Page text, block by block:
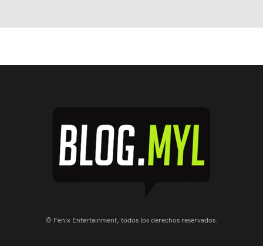
© Fenix Entertainment, todos los derechos reservados.